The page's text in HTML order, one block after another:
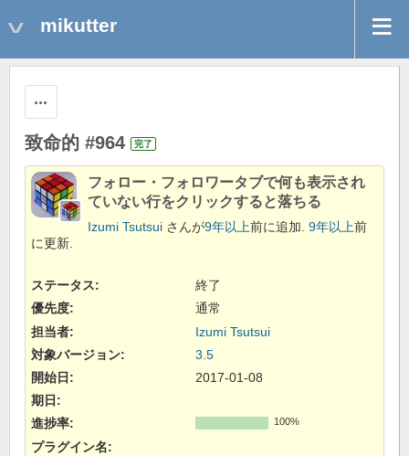
mikutter
致命的 #964 完了
フォロー・フォロワータブで何も表示され
ていない行をクリックすると落ちる
Izumi Tsutsui さんが9年以上前に追加. 9年以上前
に更新.
ステータス:
終了
優先度:
通常
担当者:
Izumi Tsutsui
対象バージョン:
3.5
開始日:
2017-01-08
期日:
進捗率:
100%
プラグイン名: